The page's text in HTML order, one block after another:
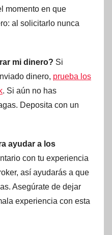
momento en que
al solicitarlo nunca
mi dinero? Si
dinero, prueba los
. Si aún no has
Deposita con un
ayudar a los
con tu experiencia
así ayudarás a que
Asegúrate de dejar
experiencia con esta